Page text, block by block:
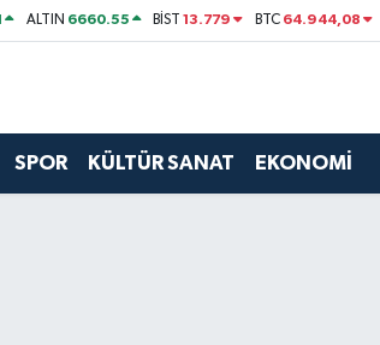
ALTIN 6660.55 BİST13.779 BTC 64.944,08
SPOR KÜLTÜR SANAT EKONOMİ